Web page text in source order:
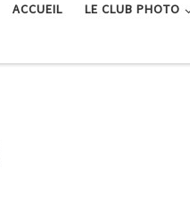
ACCUEIL LE CLUB PHOTO